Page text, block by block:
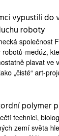
vypustili do
roboty
společnost
robotů-medúz,
plavat ve
„čisté“ art-
polymer
technici,
zemí světa